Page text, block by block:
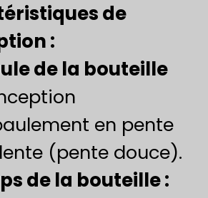
de
:
de la bouteille
en pente
(pente douce).
de la bouteille :